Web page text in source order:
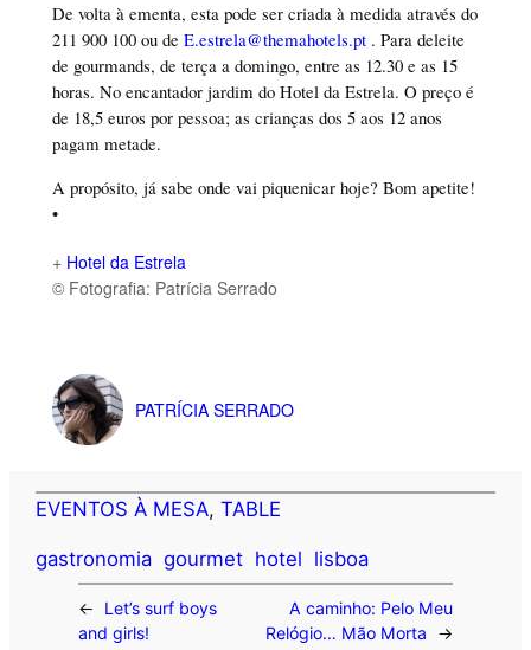
De volta à ementa, esta pode ser criada à medida através do
211 900 100 ou de E.estrela@themahotels.pt . Para deleite
de gourmands, de terça a domingo, entre as 12.30 e as 15
horas. No encantador jardim do Hotel da Estrela. O preço é
de 18,5 euros por pessoa; as crianças dos 5 aos 12 anos
pagam metade.
A propósito, já sabe onde vai piquenicar hoje? Bom apetite!
•
+ Hotel da Estrela
© Fotografia: Patrícia Serrado
PATRÍCIA SERRADO
EVENTOS À MESA, TABLE
gastronomia gourmet hotel lisboa
←
Let’s surf boys
and girls!
A caminho: Pelo Meu
Relógio… Mão Morta
→